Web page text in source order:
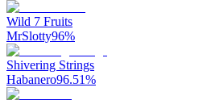
Wild 7 Fruits
MrSlotty96%
Shivering Strings
Habanero96.51%